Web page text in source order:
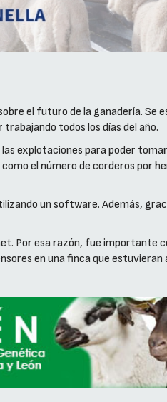
el futuro de la ganadería. Se
todos los días del año.
explotaciones para poder
el número de corderos por
un software. Además,
Por esa razón, fue importante
en una finca que